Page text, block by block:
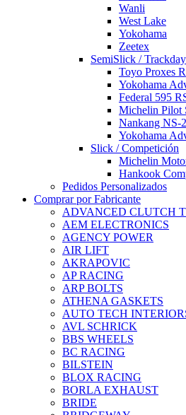
Wanli
West Lake
Yokohama
Zeetex
SemiSlick / Trackday
Toyo Proxes
Yokohama
Federal 595
Michelin Pilot
Nankang NS-
Yokohama
Slick / Competición
Michelin
Hankook
Pedidos Personalizados
Comprar por Fabricante
ADVANCED CLUTCH
AEM ELECTRONICS
AGENCY POWER
AIR LIFT
AKRAPOVIC
AP RACING
ARP BOLTS
ATHENA GASKETS
AUTO TECH
AVL SCHRICK
BBS WHEELS
BC RACING
BILSTEIN
BLOX RACING
BORLA EXHAUST
BRIDE